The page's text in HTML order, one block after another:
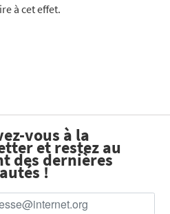
à cet effet.
vous à la
et restez au
des dernières
!